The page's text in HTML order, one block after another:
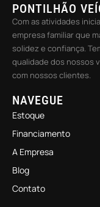
PONTILHÃO
Com as atividades
empresa familiar que
solidez e confiança.
qualidade dos nossos
com nossos clientes.
NAVEGUE
Estoque
Financiamento
A Empresa
Blog
Contato